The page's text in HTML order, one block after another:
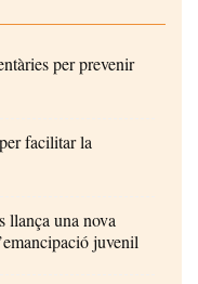
per prevenir
facilitar la
llança una nova
juvenil